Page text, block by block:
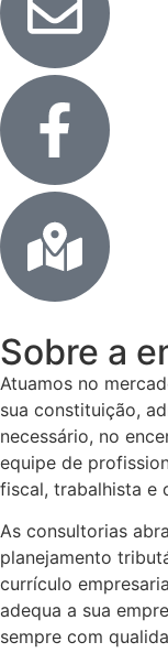
Sobre a
Atuamos no
sua constituição,
necessário, no
equipe de
fiscal, trabalhista e
As consultorias
planejamento
currículo
adequa a sua
sempre com